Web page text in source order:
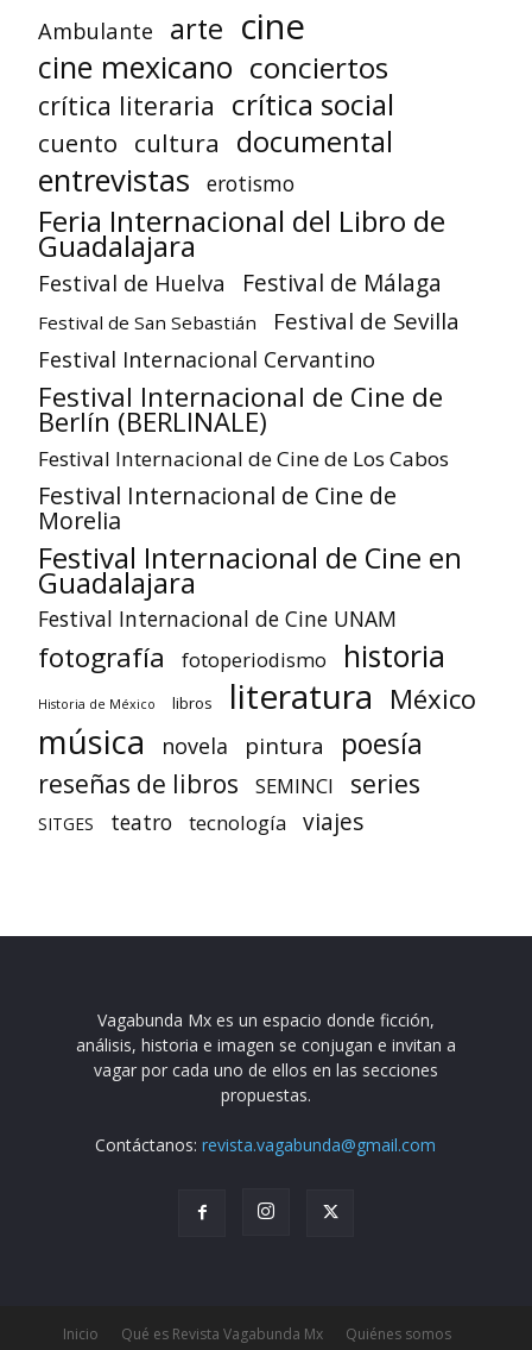
Ambulante arte cine
cine mexicano conciertos
crítica literaria crítica social
cuento cultura documental
entrevistas erotismo
Feria Internacional del Libro de
Guadalajara
Festival de Huelva Festival de Málaga
Festival de San Sebastián Festival de Sevilla
Festival Internacional Cervantino
Festival Internacional de Cine de
Berlín (BERLINALE)
Festival Internacional de Cine de Los Cabos
Festival Internacional de Cine de
Morelia
Festival Internacional de Cine en
Guadalajara
Festival Internacional de Cine UNAM
fotografía fotoperiodismo historia
Historia de México libros literatura México
música novela pintura poesía
reseñas de libros SEMINCI series
SITGES teatro tecnología viajes
Vagabunda Mx es un espacio donde ficción,
análisis, historia e imagen se conjugan e invitan a
vagar por cada uno de ellos en las secciones
propuestas.
Contáctanos:revista.vagabunda@gmail.com
Inicio Qué es Revista Vagabunda Mx
Quiénes somos